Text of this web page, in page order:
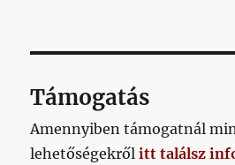
Támogatás
Amennyiben támogatnál
lehetőségekrőlitt találsz